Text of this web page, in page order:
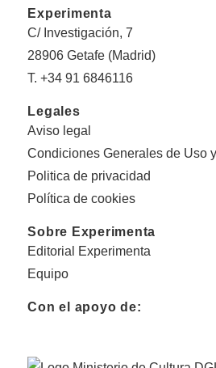
Experimenta
C/ Investigación, 7
28906 Getafe (Madrid)
T. +34 91 6846116
Legales
Aviso legal
Condiciones Generales de Uso
Politica de privacidad
Política de cookies
Sobre Experimenta
Editorial Experimenta
Equipo
Con el apoyo de: